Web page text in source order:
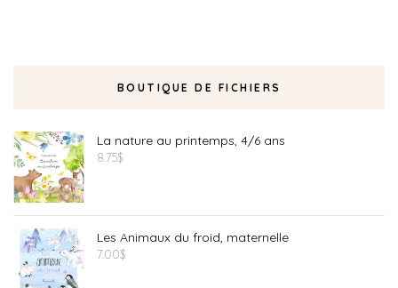
BOUTIQUE DE FICHIERS
La nature au printemps, 4/6 ans
8.75$
Les Animaux du froid, maternelle
7.00$